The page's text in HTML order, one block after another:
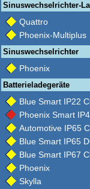
Sinuswechselrichter-
Quattro
Phoenix-Multiplus
Sinuswechselrichter
Phoenix
Batterieladegeräte
Blue Smart IP22
Phoenix Smart
Automotive IP65
Blue Smart IP65
Blue Smart IP67
Phoenix
Skylla